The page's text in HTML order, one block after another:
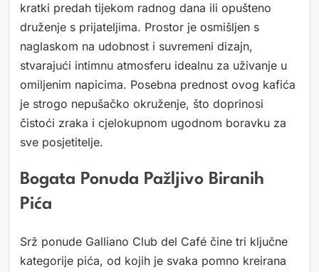
kratki predah tijekom radnog dana ili opušteno
druženje s prijateljima. Prostor je osmišljen s
naglaskom na udobnost i suvremeni dizajn,
stvarajući intimnu atmosferu idealnu za uživanje u
omiljenim napicima. Posebna prednost ovog kafića
je strogo nepušačko okruženje, što doprinosi
čistoći zraka i cjelokupnom ugodnom boravku za
sve posjetitelje.
Bogata Ponuda Pažljivo Biranih
Pića
Srž ponude Galliano Club del Café čine tri ključne
kategorije pića, od kojih je svaka pomno kreirana